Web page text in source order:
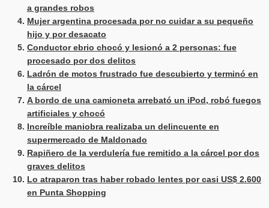
a grandes robos
Mujer argentina procesada por no cuidar a su pequeño
hijo y por desacato
Conductor ebrio chocó y lesionó a 2 personas: fue
procesado por dos delitos
Ladrón de motos frustrado fue descubierto y terminó en
la cárcel
A bordo de una camioneta arrebató un iPod, robó fuegos
artificiales y chocó
Increíble maniobra realizaba un delincuente en
supermercado de Maldonado
Rapiñero de la verdulería fue remitido a la cárcel por dos
graves delitos
Lo atraparon tras haber robado lentes por casi US$ 2.600
en Punta Shopping